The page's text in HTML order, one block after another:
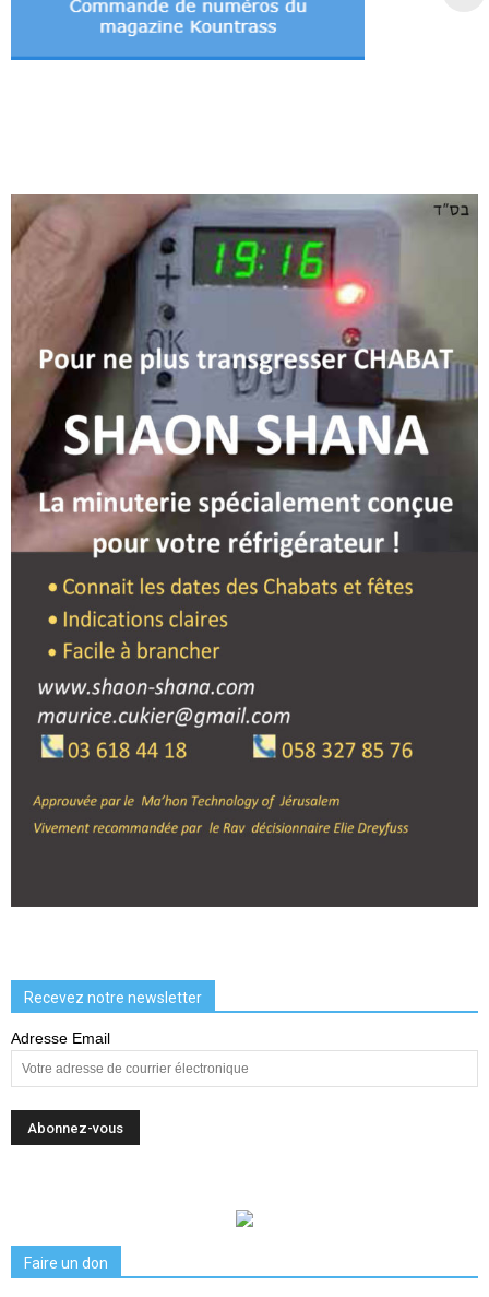
Recevez notre newsletter
Adresse Email
Faire un don